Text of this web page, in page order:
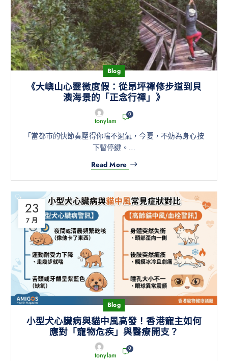
Blog
《大嶼山心靈微度假：從昂坪禪修步道到貝
澳海景的「正念行禪」》
tonylam
0
「當都市的快節奏壓得你喘不過氣，今夏，不妨為身心按
下暫停鍵。…
Read More
23
7 月
Blog
小型犬心臟病與貓中風高發！香港寵主如何
應對「寵物危疾」與醫療開支？
tonylam
0